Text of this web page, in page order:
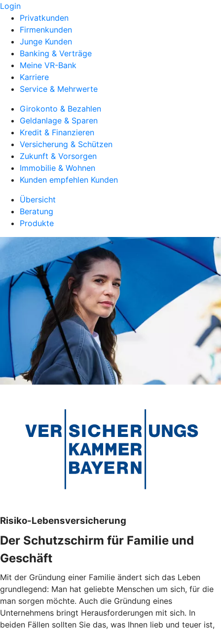
Login
Privatkunden
Firmenkunden
Junge Kunden
Banking & Verträge
Meine VR-Bank
Karriere
Service & Mehrwerte
Girokonto & Bezahlen
Geldanlage & Sparen
Kredit & Finanzieren
Versicherung & Schützen
Zukunft & Vorsorgen
Immobilie & Wohnen
Kunden empfehlen Kunden
Übersicht
Beratung
Produkte
Risiko-Lebensversicherung
Der Schutzschirm für Familie und
Geschäft
Mit der Gründung einer Familie ändert sich das Leben
grundlegend: Man hat geliebte Menschen um sich, für die
man sorgen möchte. Auch die Gründung eines
Unternehmens bringt Herausforderungen mit sich. In
beiden Fällen sollten Sie das, was Ihnen lieb und teuer ist,